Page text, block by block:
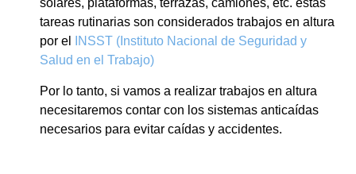
solares, plataformas, terrazas, camiones, etc. éstas
tareas rutinarias son considerados trabajos en altura
por el
INSST (Instituto Nacional de Seguridad y
Salud en el Trabajo)
Por lo tanto, si vamos a realizar trabajos en altura
necesitaremos contar con los sistemas anticaídas
necesarios para evitar caídas y accidentes.